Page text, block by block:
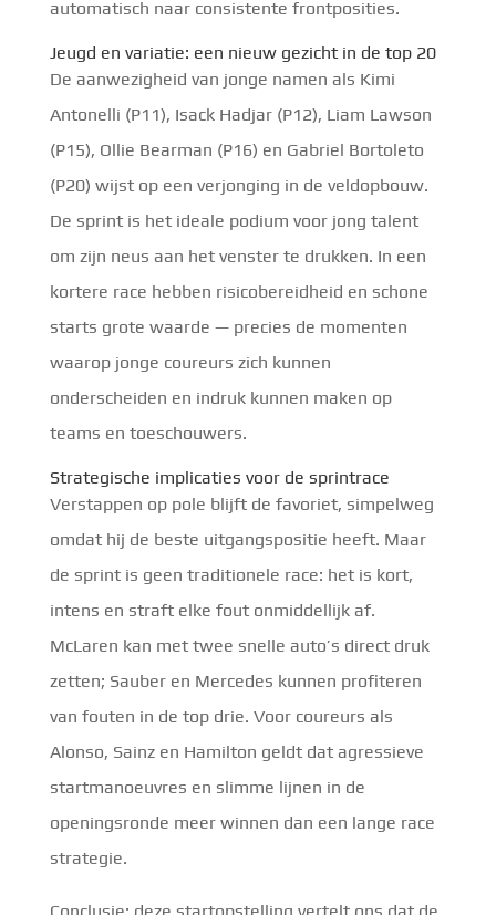
automatisch naar consistente frontposities.
Jeugd en variatie: een nieuw gezicht in de top 20
De aanwezigheid van jonge namen als Kimi
Antonelli (P11), Isack Hadjar (P12), Liam Lawson
(P15), Ollie Bearman (P16) en Gabriel Bortoleto
(P20) wijst op een verjonging in de veldopbouw.
De sprint is het ideale podium voor jong talent
om zijn neus aan het venster te drukken. In een
kortere race hebben risicobereidheid en schone
starts grote waarde — precies de momenten
waarop jonge coureurs zich kunnen
onderscheiden en indruk kunnen maken op
teams en toeschouwers.
Strategische implicaties voor de sprintrace
Verstappen op pole blijft de favoriet, simpelweg
omdat hij de beste uitgangspositie heeft. Maar
de sprint is geen traditionele race: het is kort,
intens en straft elke fout onmiddellijk af.
McLaren kan met twee snelle auto’s direct druk
zetten; Sauber en Mercedes kunnen profiteren
van fouten in de top drie. Voor coureurs als
Alonso, Sainz en Hamilton geldt dat agressieve
startmanoeuvres en slimme lijnen in de
openingsronde meer winnen dan een lange race
strategie.